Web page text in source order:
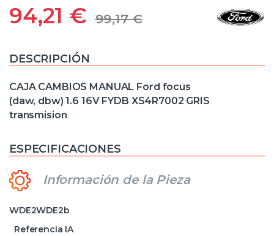
94,21 € 99,17€
DESCRIPCIÓN
CAJA CAMBIOS MANUAL Ford focus
(daw, dbw) 1.6 16V FYDB XS4R7002 GRIS
transmision
ESPECIFICACIONES
Información de la Pieza
WDE2WDE2b
Referencia IA